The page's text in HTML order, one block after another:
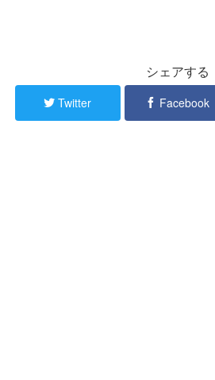
シェアする
Twitter Facebook